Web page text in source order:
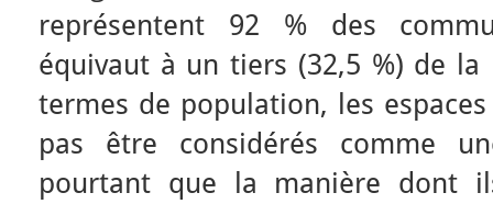
représentent 92 % des
équivaut à un tiers (32,5 %) de la
termes de population, les
pas être considérés comme
pourtant que la manière dont